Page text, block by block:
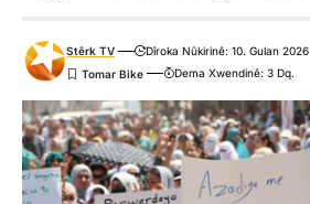
Stêrk TV
Dîroka Nûkirinê: 10. Gulan 2026
Dema Xwendinê: 3 Dq.